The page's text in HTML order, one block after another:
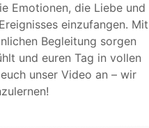
Emotionen, die Liebe und
einzufangen. Mit
Begleitung sorgen
und euren Tag in vollen
unser Video an – wir